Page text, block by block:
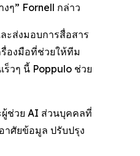
ๆ” Fornell กล่าว
ะส่งมอบการสื่อสาร
รื่องมือที่ช่วยให้ทีม
วๆ นี้ Poppulo ช่วย
ผู้ช่วย AI ส่วนบุคคลที่
าศัยข้อมูล ปรับปรุง